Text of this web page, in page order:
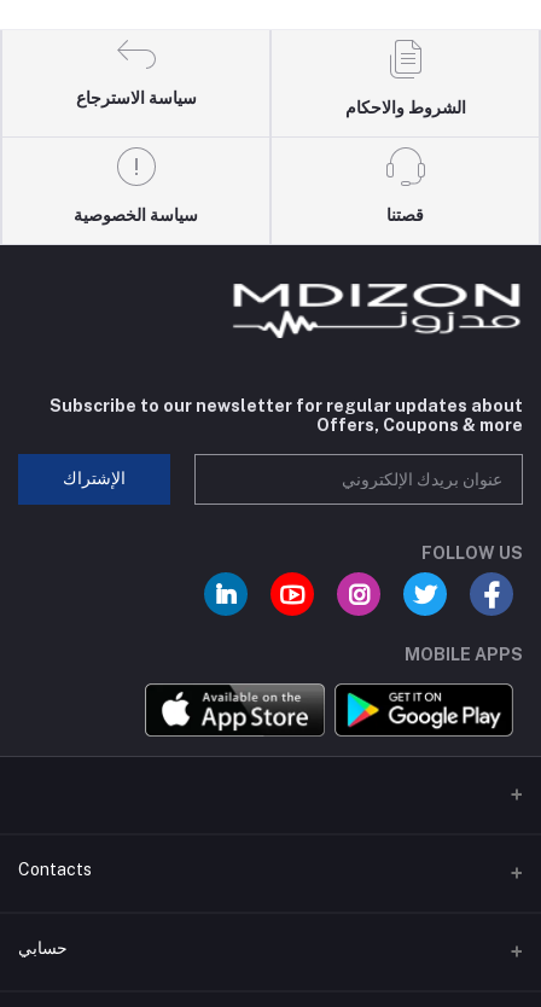
الشروط والاحكام
سياسة الاسترجاع
قصتنا سياسة الخصوصية
Subscribe to our newsletter for regular updates about
Offers, Coupons & more
الإشتراك
FOLLOW US
MOBILE APPS
Contacts
عنوان حسابي